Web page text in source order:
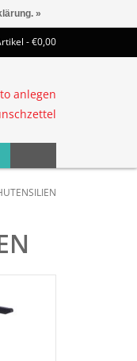
- €0,00
anlegen
»